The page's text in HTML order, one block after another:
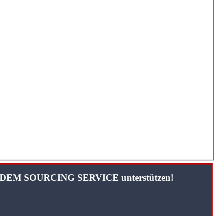
SOURCING SERVICE unterstützen!